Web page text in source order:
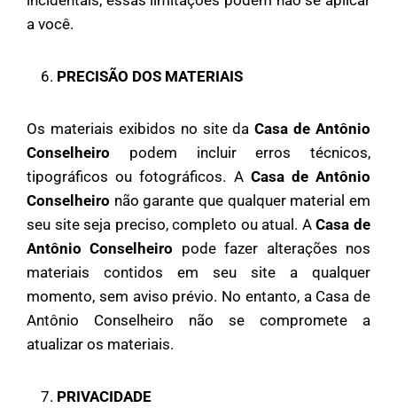
a você.
PRECISÃO DOS MATERIAIS
Os materiais exibidos no site daCasa de Antônio
Conselheiro podem incluir erros técnicos,
tipográficos ou fotográficos. A Casa de Antônio
Conselheiro não garante que qualquer material em
seu site seja preciso, completo ou atual. ACasa de
Antônio Conselheiro pode fazer alterações nos
materiais contidos em seu site a qualquer
momento, sem aviso prévio. No entanto, a Casa de
Antônio Conselheiro não se compromete a
atualizar os materiais.
PRIVACIDADE